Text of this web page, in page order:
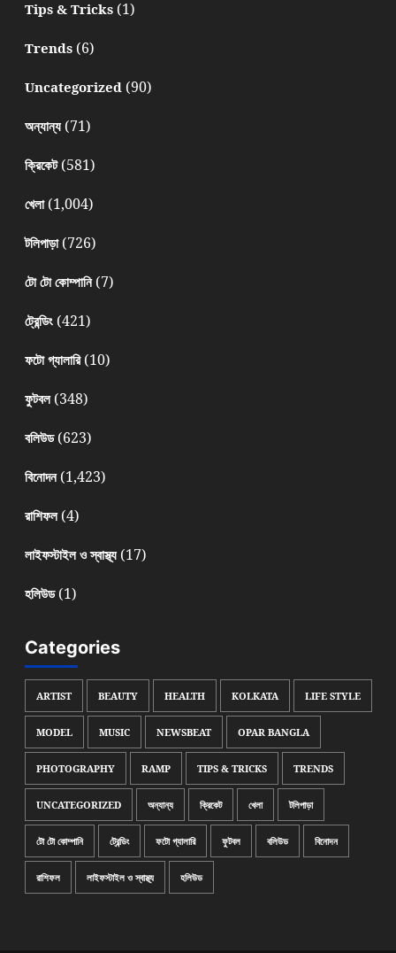
Tips & Tricks(1)
Trends(6)
Uncategorized(90)
অন্যান্য(71)
ক্রিকেট(581)
খেলা(1,004)
টলিপাড়া(726)
টো টো কোম্পানি(7)
ট্রেন্ডিং(421)
ফটো গ্যালারি(10)
ফুটবল(348)
বলিউড(623)
বিনোদন(1,423)
রাশিফল(4)
লাইফস্টাইল ও স্বাস্থ্য(17)
হলিউড(1)
Categories
ARTIST BEAUTY HEALTH KOLKATA LIFE STYLE
MODEL MUSIC NEWSBEAT OPAR BANGLA
PHOTOGRAPHY RAMP TIPS & TRICKS TRENDS
UNCATEGORIZED অন্যান্য ক্রিকেট খেলা টলিপাড়া
টো টো কোম্পানি ট্রেন্ডিং ফটো গ্যালারি ফুটবল বলিউড বিনোদন
রাশিফল লাইফস্টাইল ও স্বাস্থ্য হলিউড